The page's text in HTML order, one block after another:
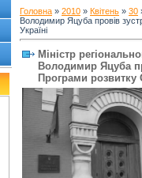
Головна » 2010 » Квітень » 30
Володимир Яцуба провів
Україні
Міністр
Володимир Яцуба
Програми розвитку